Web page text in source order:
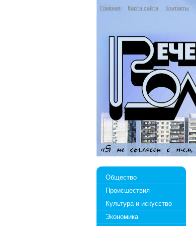
Главная Карта сайта Контакты
Общество
Происшествия
Культура и искусство
Экономика